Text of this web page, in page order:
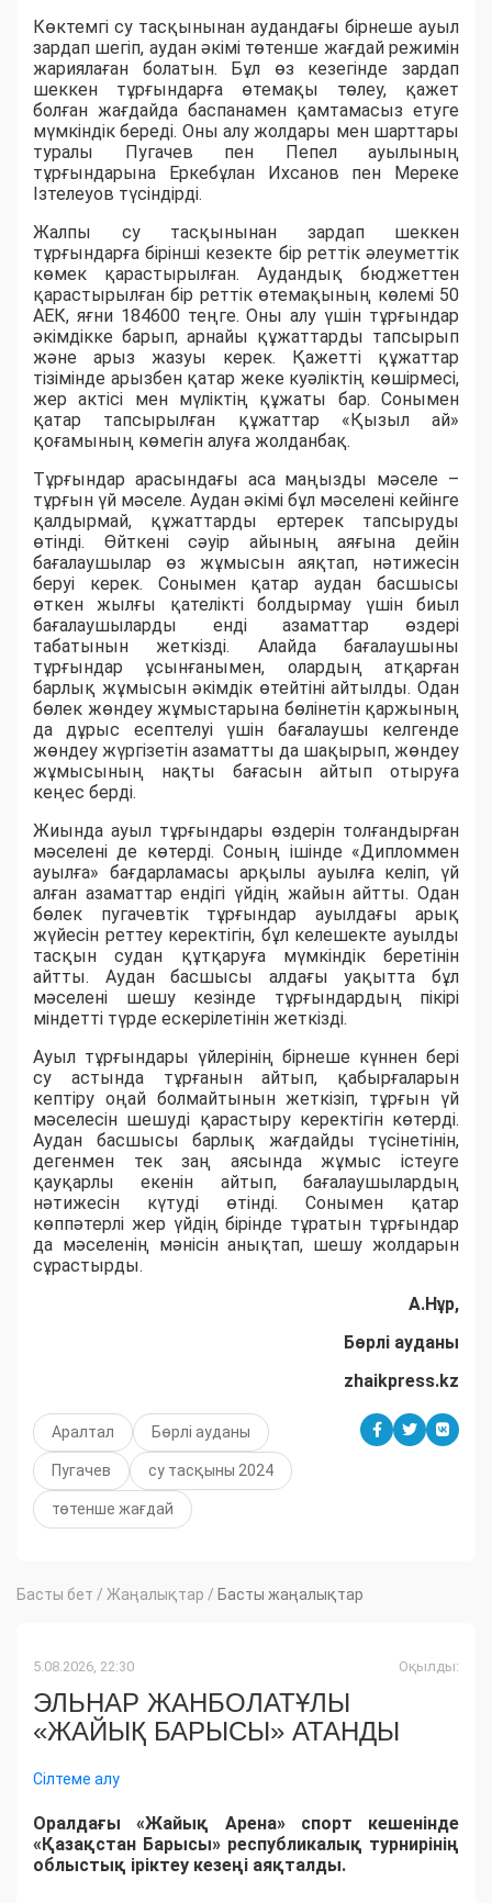
Көктемгі су тасқынынан аудандағы бірнеше ауыл
зардап шегіп, аудан әкімі төтенше жағдай режимін
жариялаған болатын. Бұл өз кезегінде зардап
шеккен тұрғындарға өтемақы төлеу, қажет
болған жағдайда баспанамен қамтамасыз етуге
мүмкіндік береді. Оны алу жолдары мен шарттары
туралы Пугачев пен Пепел ауылының
тұрғындарына Еркебұлан Ихсанов пен Мереке
Ізтелеуов түсіндірді.
Жалпы су тасқынынан зардап шеккен
тұрғындарға бірінші кезекте бір реттік әлеуметтік
көмек қарастырылған. Аудандық бюджеттен
қарастырылған бір реттік өтемақының көлемі 50
АЕК, яғни 184600 теңге. Оны алу үшін тұрғындар
әкімдікке барып, арнайы құжаттарды тапсырып
және арыз жазуы керек. Қажетті құжаттар
тізімінде арызбен қатар жеке куәліктің көшірмесі,
жер актісі мен мүліктің құжаты бар. Сонымен
қатар тапсырылған құжаттар «Қызыл ай»
қоғамының көмегін алуға жолданбақ.
Тұрғындар арасындағы аса маңызды мәселе –
тұрғын үй мәселе. Аудан әкімі бұл мәселені кейінге
қалдырмай, құжаттарды ертерек тапсыруды
өтінді. Өйткені сәуір айының аяғына дейін
бағалаушылар өз жұмысын аяқтап, нәтижесін
беруі керек. Сонымен қатар аудан басшысы
өткен жылғы қателікті болдырмау үшін биыл
бағалаушыларды енді азаматтар өздері
табатынын жеткізді. Алайда бағалаушыны
тұрғындар ұсынғанымен, олардың атқарған
барлық жұмысын әкімдік өтейтіні айтылды. Одан
бөлек жөндеу жұмыстарына бөлінетін қаржының
да дұрыс есептелуі үшін бағалаушы келгенде
жөндеу жүргізетін азаматты да шақырып, жөндеу
жұмысының нақты бағасын айтып отыруға
кеңес берді.
Жиында ауыл тұрғындары өздерін толғандырған
мәселені де көтерді. Соның ішінде «Дипломмен
ауылға» бағдарламасы арқылы ауылға келіп, үй
алған азаматтар ендігі үйдің жайын айтты. Одан
бөлек пугачевтік тұрғындар ауылдағы арық
жүйесін реттеу керектігін, бұл келешекте ауылды
тасқын судан құтқаруға мүмкіндік беретінін
айтты. Аудан басшысы алдағы уақытта бұл
мәселені шешу кезінде тұрғындардың пікірі
міндетті түрде ескерілетінін жеткізді.
Ауыл тұрғындары үйлерінің бірнеше күннен бері
су астында тұрғанын айтып, қабырғаларын
кептіру оңай болмайтынын жеткізіп, тұрғын үй
мәселесін шешуді қарастыру керектігін көтерді.
Аудан басшысы барлық жағдайды түсінетінін,
дегенмен тек заң аясында жұмыс істеуге
қауқарлы екенін айтып, бағалаушылардың
нәтижесін күтуді өтінді. Сонымен қатар
көппәтерлі жер үйдің бірінде тұратын тұрғындар
да мәселенің мәнісін анықтап, шешу жолдарын
сұрастырды.
А.Нұр,
Бөрлі ауданы
zhaikpress.kz
Аралтал Бөрлі ауданы
Пугачев су тасқыны 2024
төтенше жағдай
Басты бет / Жаңалықтар / Басты жаңалықтар
5.08.2026, 22:30 Оқылды:
ЭЛЬНАР ЖАНБОЛАТҰЛЫ
«ЖАЙЫҚ БАРЫСЫ» АТАНДЫ
Сілтеме алу
Оралдағы «Жайық Арена» спорт кешенінде
«Қазақстан Барысы» республикалық турнирінің
облыстық іріктеу кезеңі аяқталды.